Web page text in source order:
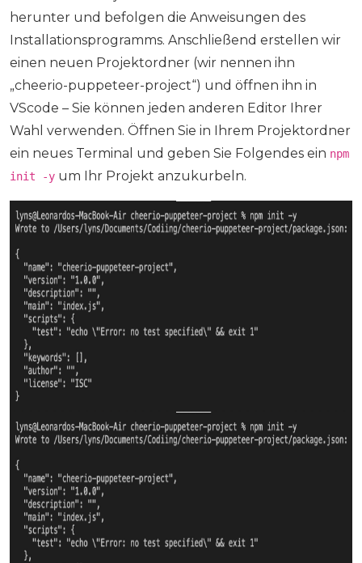
herunter und befolgen die Anweisungen des
Installationsprogramms. Anschließend erstellen wir
einen neuen Projektordner (wir nennen ihn
„cheerio-puppeteer-project“) und öffnen ihn in
VScode – Sie können jeden anderen Editor Ihrer
Wahl verwenden. Öffnen Sie in Ihrem Projektordner
ein neues Terminal und geben Sie Folgendes ein npm
init -y um Ihr Projekt anzukurbeln.